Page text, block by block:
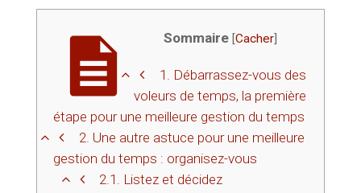
Sommaire [Cacher]
1. Débarrassez-vous des
voleurs de temps, la première
étape pour une meilleure gestion du temps
2. Une autre astuce pour une meilleure
gestion du temps : organisez-vous
2.1. Listez et décidez